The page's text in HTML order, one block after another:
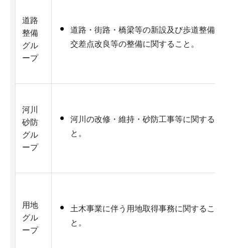
道路
整備
グル
ープ
道路・街路・橋梁等の新設及び歩道整備、
交差点改良等の整備に関すること。
河川
砂防
グル
ープ
河川の改修・維持・砂防工事等に関するこ
と。
用地
グル
ープ
土木事業に伴う用地取得事務に関するこ
と。